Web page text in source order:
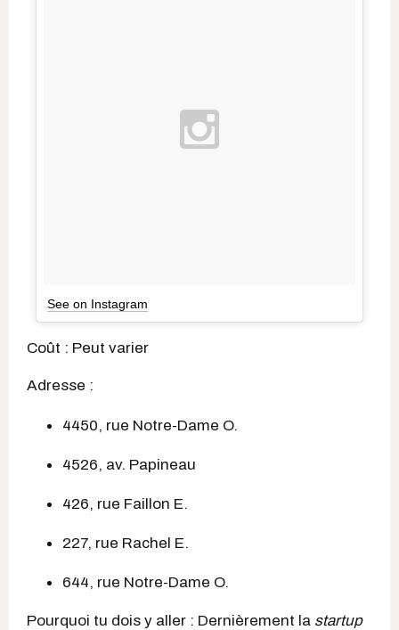
See on Instagram
Coût : Peut varier
Adresse :
4450, rue Notre-Dame O.
4526, av. Papineau
426, rue Faillon E.
227, rue Rachel E.
644, rue Notre-Dame O.
Pourquoi tu dois y aller : Dernièrement la startup